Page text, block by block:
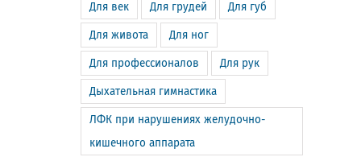
Для век Для грудей Для губ
Для живота Для ног
Для профессионалов Для рук
Дыхательная гимнастика
ЛФК при нарушениях желудочно-
кишечного аппарата